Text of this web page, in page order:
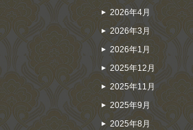
2026年4月
2026年3月
2026年1月
2025年12月
2025年11月
2025年9月
2025年8月